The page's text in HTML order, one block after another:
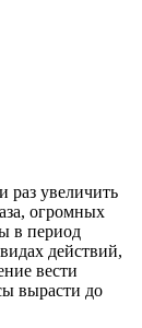
раз увеличить
огромных
в период
действий,
вести
вырасти до